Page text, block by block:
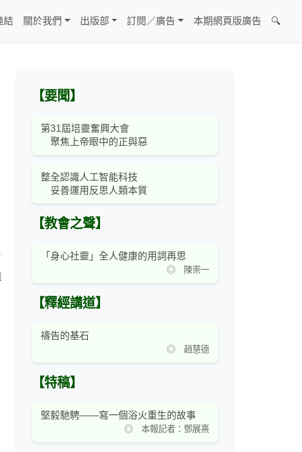
結 關於我們 出版部 訂閱／廣告 本期網頁版廣告 🔍
【要聞】
第31屆培靈奮興大會
聚焦上帝眼中的正與惡
整全認識人工智能科技
妥善運用反思人類本質
【教會之聲】
「身心社靈」全人健康的用詞再思
◎ 陳崇一
【釋經講道】
禱告的基石
◎ 趙慧德
【特稿】
堅毅馳騁——寫一個浴火重生的故事
◎ 本報記者：鄧展熹